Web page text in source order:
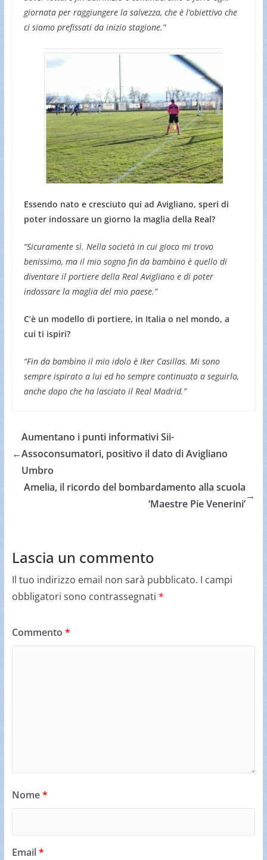
giornata per raggiungere la salvezza, che è l’obiettivo che
ci siamo prefissati da inizio stagione.”
Essendo nato e cresciuto qui ad Avigliano, speri di
poter indossare un giorno la maglia della Real?
“Sicuramente sì. Nella società in cui gioco mi trovo
benissimo, ma il mio sogno fin da bambino è quello di
diventare il portiere della Real Avigliano e di poter
indossare la maglia del mio paese.”
C’è un modello di portiere, in Italia o nel mondo, a
cui ti ispiri?
“Fin da bambino il mio idolo è Iker Casillas. Mi sono
sempre ispirato a lui ed ho sempre continuato a seguirlo,
anche dopo che ha lasciato il Real Madrid.”
←
Aumentano i punti informativi Sii-
Assoconsumatori, positivo il dato di Avigliano
Umbro
Amelia, il ricordo del bombardamento alla scuola
‘Maestre Pie Venerini’
→
Lascia un commento
Il tuo indirizzo email non sarà pubblicato. I campi
obbligatori sono contrassegnati *
Commento *
Nome*
Email*